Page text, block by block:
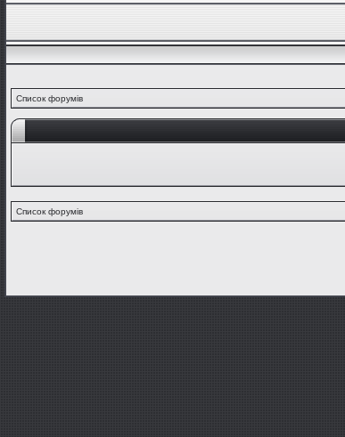
Список форумів
Список форумів